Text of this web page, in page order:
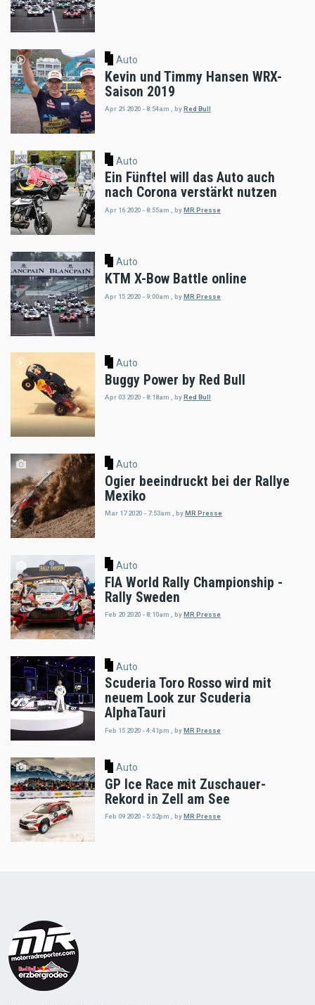
Auto
Kevin und Timmy Hansen WRX-
Saison 2019
Apr 21 2020 - 8:54am byRed Bull
Auto
Ein Fünftel will das Auto auch
nach Corona verstärkt nutzen
Apr 16 2020 - 8:55am byMR Presse
Auto
KTM X-Bow Battle online
Apr 15 2020 - 9:00am byMR Presse
Auto
Buggy Power by Red Bull
Apr 03 2020 - 8:18am , byRed Bull
Auto
Ogier beeindruckt bei der Rallye
Mexiko
Mar 17 2020 - 7:53am byMR Presse
Auto
FIA World Rally Championship -
Rally Sweden
Feb 20 2020 - 8:10am byMR Presse
Auto
Scuderia Toro Rosso wird mit
neuem Look zur Scuderia
AlphaTauri
Feb 15 2020 - 4:41pm byMR Presse
Auto
GP Ice Race mit Zuschauer-
Rekord in Zell am See
Feb 09 2020 - 5:52pm , by MR Presse